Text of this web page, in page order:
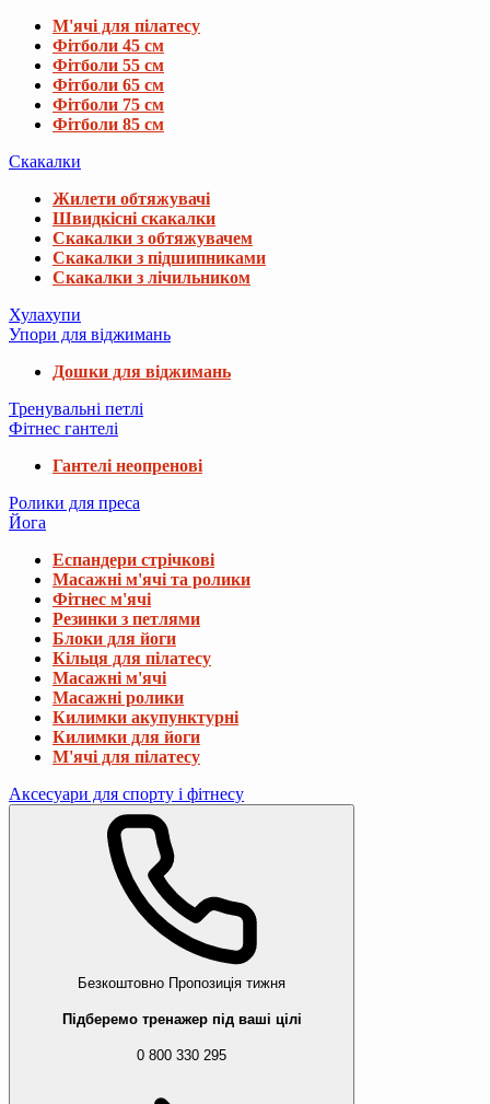
М'ячі для пілатесу
Фітболи 45 см
Фітболи 55 см
Фітболи 65 см
Фітболи 75 см
Фітболи 85 см
Скакалки
Жилети обтяжувачі
Швидкісні скакалки
Скакалки з обтяжувачем
Скакалки з підшипниками
Скакалки з лічильником
Хулахупи
Упори для віджимань
Дошки для віджимань
Тренувальні петлі
Фітнес гантелі
Гантелі неопренові
Ролики для преса
Йога
Еспандери стрічкові
Масажні м'ячі та ролики
Фітнес м'ячі
Резинки з петлями
Блоки для йоги
Кільця для пілатесу
Масажні м'ячі
Масажні ролики
Килимки акупунктурні
Килимки для йоги
М'ячі для пілатесу
Аксесуари для спорту і фітнесу
Безкоштовно Пропозиція тижня
Підберемо тренажер під ваші цілі
0 800 330 295